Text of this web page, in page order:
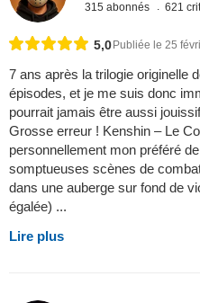
315 abonnés 621
5,0Publiée le 25
7 ans après la trilogie originelle
épisodes, et je me suis donc
pourrait jamais être aussi
Grosse erreur ! Kenshin – Le
personnellement mon préféré
somptueuses scènes de
dans une auberge sur fond de
égalée) ...
Lire plus